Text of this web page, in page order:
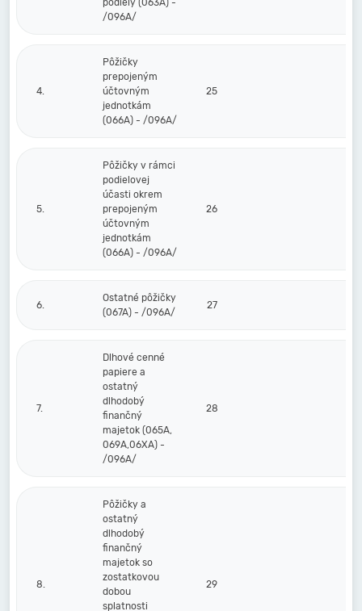
podiely (063A) -
/096A/
4.
Pôžičky
prepojeným
účtovným
jednotkám
(066A) - /096A/
25
5.
Pôžičky v rámci
podielovej
účasti okrem
prepojeným
účtovným
jednotkám
(066A) - /096A/
26
6.
Ostatné pôžičky
(067A) - /096A/
27
7.
Dlhové cenné
papiere a
ostatný
dlhodobý
finančný
majetok (065A,
069A,06XA) -
/096A/
28
8.
Pôžičky a
ostatný
dlhodobý
finančný
majetok so
zostatkovou
dobou
splatnosti
29